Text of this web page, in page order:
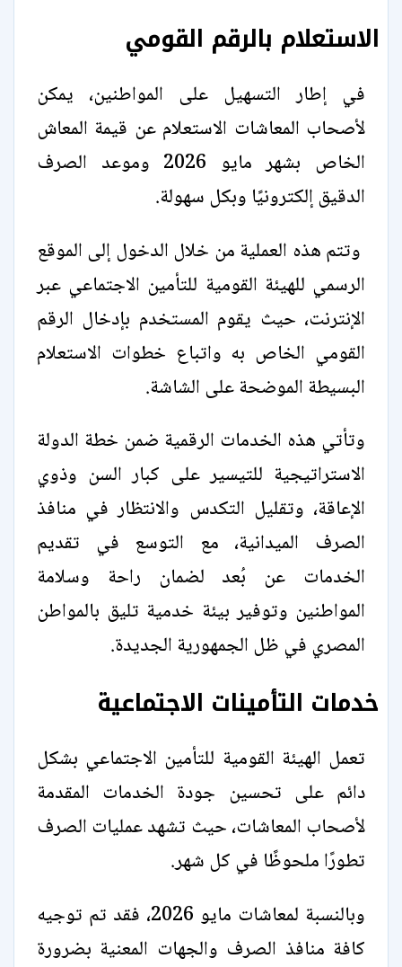
الاستعلام بالرقم القومي
في إطار التسهيل على المواطنين، يمكن
لأصحاب المعاشات الاستعلام عن قيمة المعاش
الخاص بشهر مايو 2026 وموعد الصرف
الدقيق إلكترونيًا وبكل سهولة.
وتتم هذه العملية من خلال الدخول إلى الموقع
الرسمي للهيئة القومية للتأمين الاجتماعي عبر
الإنترنت، حيث يقوم المستخدم بإدخال الرقم
القومي الخاص به واتباع خطوات الاستعلام
البسيطة الموضحة على الشاشة.
وتأتي هذه الخدمات الرقمية ضمن خطة الدولة
الاستراتيجية للتيسير على كبار السن وذوي
الإعاقة، وتقليل التكدس والانتظار في منافذ
الصرف الميدانية، مع التوسع في تقديم
الخدمات عن بُعد لضمان راحة وسلامة
المواطنين وتوفير بيئة خدمية تليق بالمواطن
المصري في ظل الجمهورية الجديدة.
خدمات التأمينات الاجتماعية
تعمل الهيئة القومية للتأمين الاجتماعي بشكل
دائم على تحسين جودة الخدمات المقدمة
لأصحاب المعاشات، حيث تشهد عمليات الصرف
تطورًا ملحوظًا في كل شهر.
وبالنسبة لمعاشات مايو 2026، فقد تم توجيه
كافة منافذ الصرف والجهات المعنية بضرورة